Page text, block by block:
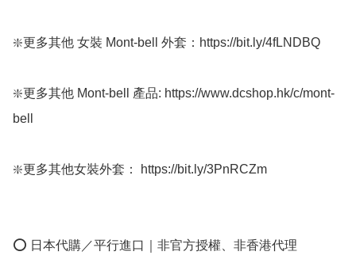
❇️更多其他 女裝 Mont-bell 外套：https://bit.ly/4fLNDBQ
❇️更多其他 Mont-bell 產品: https://www.dcshop.hk/c/mont-
bell
❇️更多其他女裝外套： https://bit.ly/3PnRCZm
⭕ 日本代購／平行進口｜非官方授權、非香港代理